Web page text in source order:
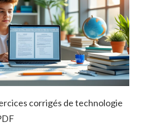
corrigés de technologie